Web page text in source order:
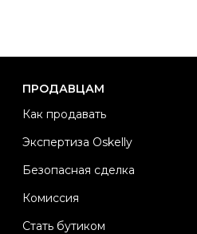
ПРОДАВЦАМ
Как продавать
Экспертиза Oskelly
Безопасная сделка
Комиссия
Стать бутиком